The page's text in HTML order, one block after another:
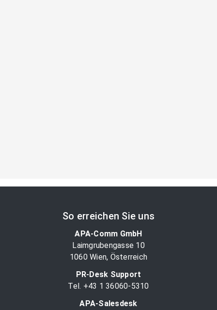
So erreichen Sie uns
APA-Comm GmbH
Laimgrubengasse 10
1060 Wien, Österreich
PR-Desk Support
Tel. +43 1 36060-5310
APA-Salesdesk